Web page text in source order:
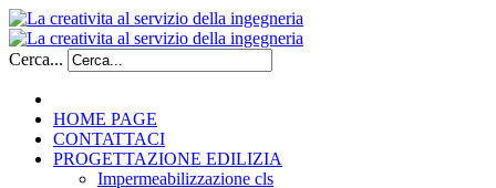
Cerca...
HOME PAGE
CONTATTACI
PROGETTAZIONE EDILIZIA
Impermeabilizzazione cls